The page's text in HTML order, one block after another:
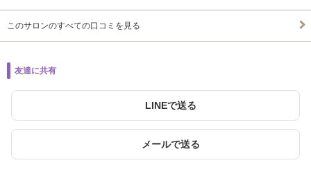
このサロンのすべての口コミを見る
友達に共有
LINEで送る
メールで送る